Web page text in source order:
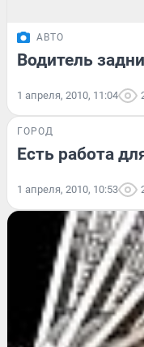
АВТО
Водитель
1 апреля, 2010, 11:04
ГОРОД
Есть работа
1 апреля, 2010, 10:53